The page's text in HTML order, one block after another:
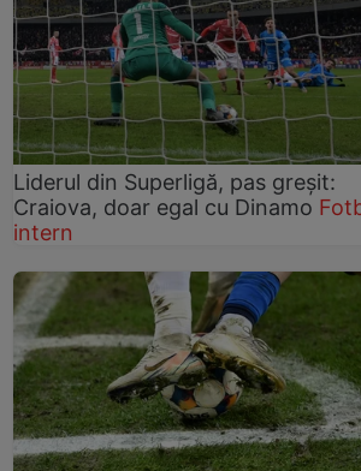
Liderul din Superligă, pas greșit:
Craiova, doar egal cu Dinamo
intern